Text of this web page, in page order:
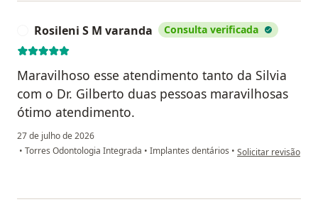
Rosileni S M varanda Consulta verificada
Maravilhoso esse atendimento tanto da Silvia
com o Dr. Gilberto duas pessoas maravilhosas
ótimo atendimento.
27 de julho de 2026
• Torres Odontologia Integrada • Implantes dentários • na opinião do
Solicitar revisão